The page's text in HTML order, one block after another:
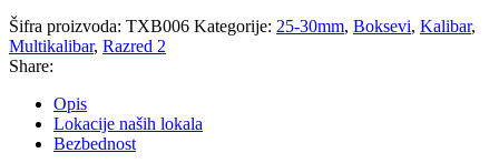
Šifra proizvoda: TXB006 Kategorije: 25-30mm, Boksevi, Kalibar,
Multikalibar, Razred 2
Share:
Opis
Lokacije naših lokala
Bezbednost